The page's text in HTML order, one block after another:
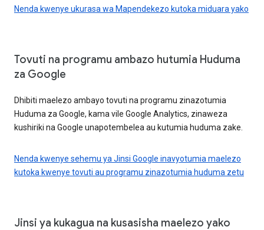
Nenda kwenye ukurasa wa Mapendekezo kutoka miduara yako
Tovuti na programu ambazo hutumia Huduma
za Google
Dhibiti maelezo ambayo tovuti na programu zinazotumia
Huduma za Google, kama vile Google Analytics, zinaweza
kushiriki na Google unapotembelea au kutumia huduma zake.
Nenda kwenye sehemu ya Jinsi Google inavyotumia maelezo
kutoka kwenye tovuti au programu zinazotumia huduma zetu
Jinsi ya kukagua na kusasisha maelezo yako